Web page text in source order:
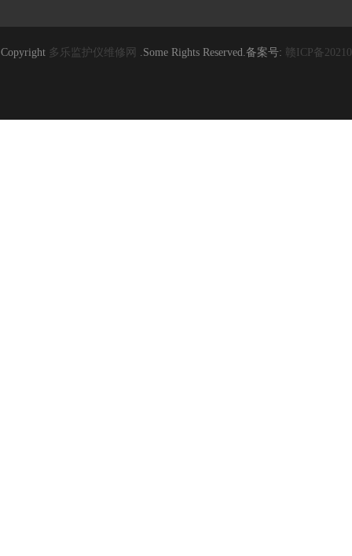
Copyright 多乐监护仪维修网 .Some Rights Reserved.备案号: 赣ICP备